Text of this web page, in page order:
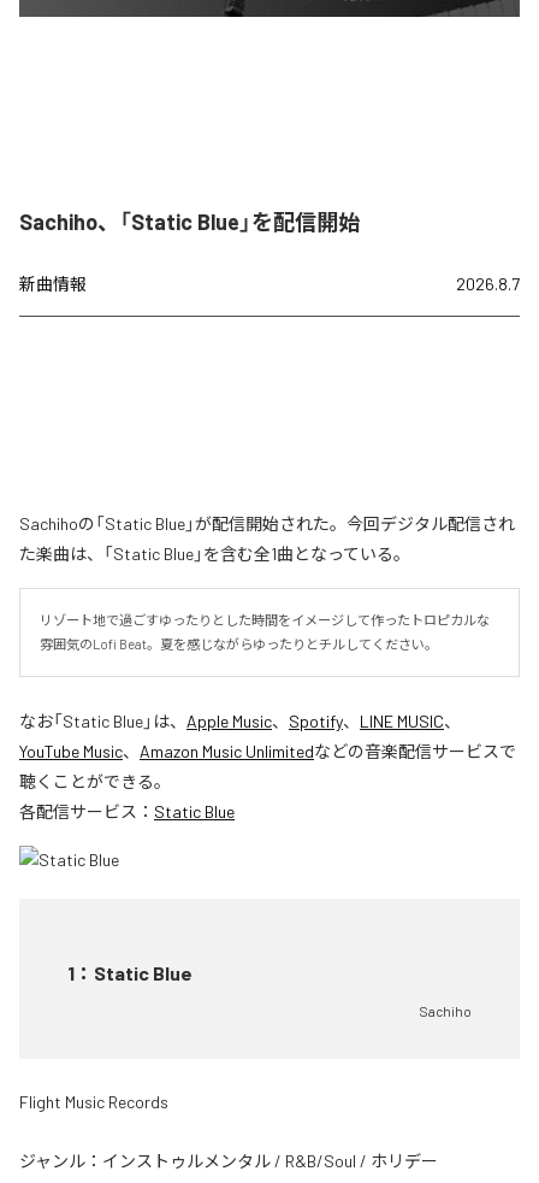
Sachiho、「Static Blue」を配信開始
新曲情報 2026.8.7
Sachihoの「Static Blue」が配信開始された。今回デジタル配信され
た楽曲は、「Static Blue」を含む全1曲となっている。
リゾート地で過ごすゆったりとした時間をイメージして作ったトロピカルな
雰囲気のLofi Beat。夏を感じながらゆったりとチルしてください。
なお「Static Blue」は、 Apple Music、 Spotify、 LINE MUSIC、
YouTube Music、 Amazon Music Unlimitedなどの音楽配信サービスで
聴くことができる。
各配信サービス： Static Blue
1 ： Static Blue
Sachiho
Flight Music Records
ジャンル： インストゥルメンタル / R&B/Soul / ホリデー